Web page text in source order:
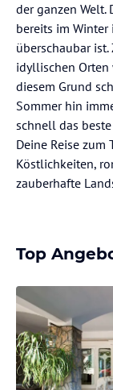
der ganzen Welt.
bereits im Winter
überschaubar
idyllischen Orten
diesem Grund
Sommer hin
schnell das
Deine Reise
Köstlichkeiten,
zauberhafte
Top